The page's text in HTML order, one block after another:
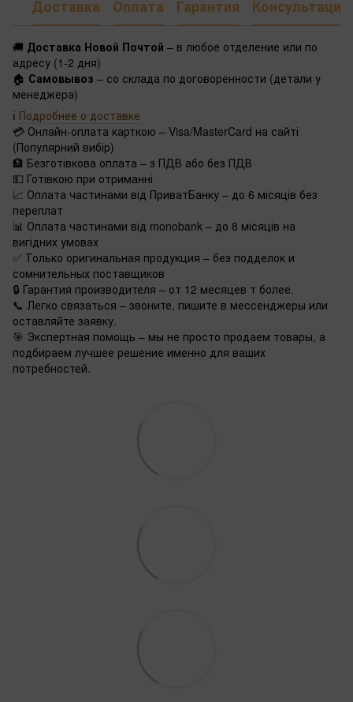
Доставка Оплата Гарантия Консультация
🚚 Доставка Новой Почтой – в любое отделение или по
адресу (1-2 дня)
🏠 Самовывоз – со склада по договоренности (детали у
менеджера)
ℹ️ Подробнее о доставке
💳 Онлайн-оплата карткою – Visa/MasterCard на сайті
(Популярний вибір)
🏦 Безготівкова оплата – з ПДВ або без ПДВ
💵 Готівкою при отриманні
📈 Оплата частинами від ПриватБанку – до 6 місяців без
переплат
📊 Оплата частинами від monobank – до 8 місяців на
вигідних умовах
✅ Только оригинальная продукция – без подделок и
сомнительных поставщиков
🔒 Гарантия производителя – от 12 месяцев т более.
📞 Легко связаться – звоните, пишите в мессенджеры или
оставляйте заявку.
🎯 Экспертная помощь – мы не просто продаем товары, а
подбираем лучшее решение именно для ваших
потребностей.